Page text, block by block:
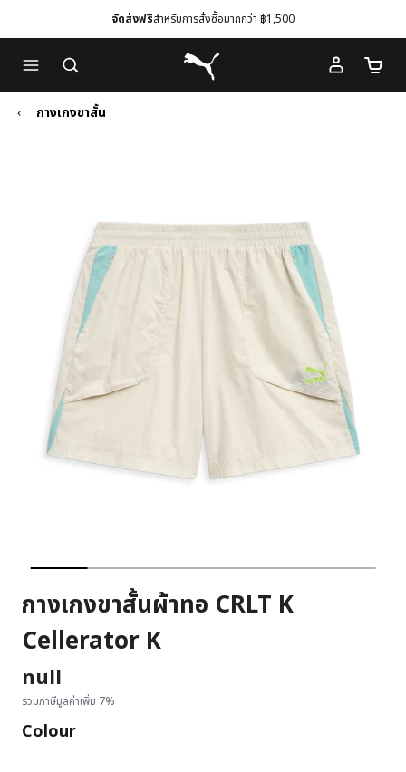
to
Main
content
to
Footer
Content
จัดส่งฟรีสำหรับการสั่งซื้อมากกว่า ฿1,500
Puma โฮม
จำนว
กางเกงขาสั้น
กางเกงขาสั้นผ้าทอ CRLT K
Cellerator K
null
รวมภาษีมูลค่าเพิ่ม 7%
Colour